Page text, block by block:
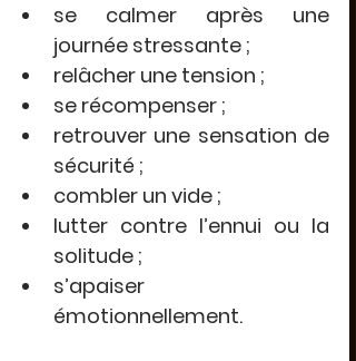
se calmer après une
journée stressante ;
relâcher une tension ;
se récompenser ;
retrouver une sensation de
sécurité ;
combler un vide ;
lutter contre l’ennui ou la
solitude ;
s’apaiser
émotionnellement.